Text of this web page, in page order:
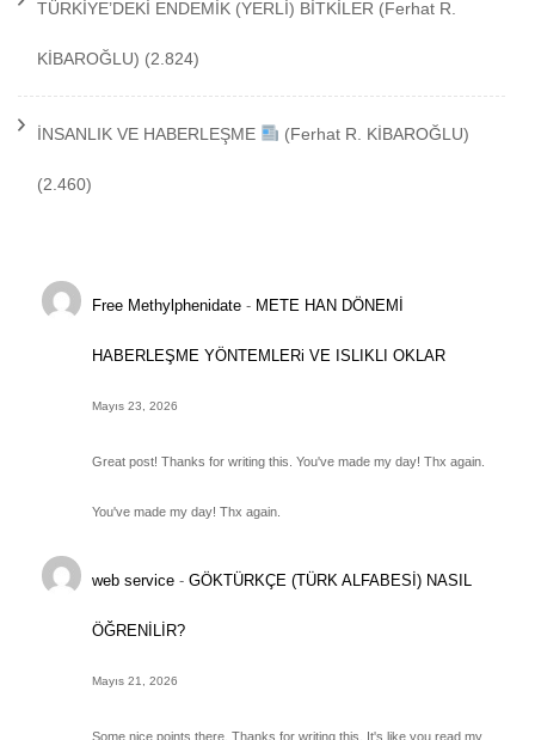
TÜRKİYE’DEKİ ENDEMİK (YERLİ) BİTKİLER (Ferhat R.
KİBAROĞLU) (2.824)
İNSANLIK VE HABERLEŞME (Ferhat R. KİBAROĞLU)
(2.460)
Free Methylphenidate - METE HAN DÖNEMİ
HABERLEŞME YÖNTEMLERi VE ISLIKLI OKLAR
Mayıs 23, 2026
Great post! Thanks for writing this. You've made my day! Thx again.
You've made my day! Thx again.
web service -GÖKTÜRKÇE (TÜRK ALFABESİ) NASIL
ÖĞRENİLİR?
Mayıs 21, 2026
Some nice points there. Thanks for writing this. It's like you read my